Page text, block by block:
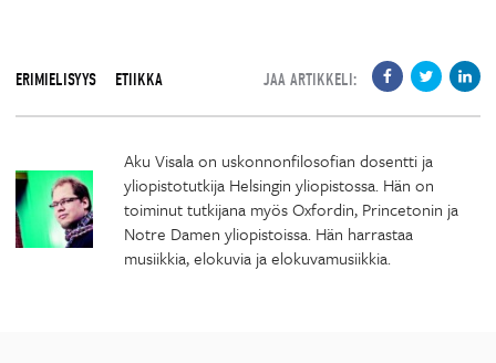
ERIMIELISYYS ETIIKKA JAA ARTIKKELI:
Aku Visala on uskonnonfilosofian dosentti ja
yliopistotutkija Helsingin yliopistossa. Hän on
toiminut tutkijana myös Oxfordin, Princetonin ja
Notre Damen yliopistoissa. Hän harrastaa
musiikkia, elokuvia ja elokuvamusiikkia.